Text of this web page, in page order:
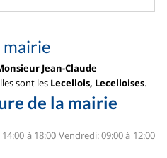
mairie
Jean-Claude
sont les Lecellois, Lecelloises.
de la mairie
à 18:00 Vendredi: 09:00 à 12:00